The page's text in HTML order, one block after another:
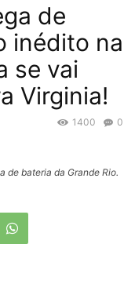
de
inédito na
se vai
Virginia!
0
1400
de bateria da Grande Rio.